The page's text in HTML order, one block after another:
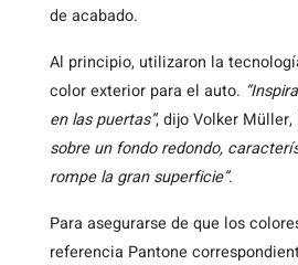
de acabado.
Al principio, utilizaron la
color exterior para el auto.
en las puertas”, dijo Volker
sobre un fondo redondo,
rompe la gran superficie”.
Para asegurarse de que los
referencia Pantone